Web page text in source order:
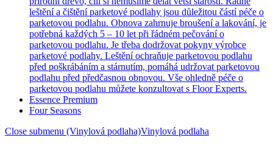
leštění a čištění parketové podlahy jsou důležitou částí péče o
parketovou podlahu. Obnova zahrnuje broušení a lakování, je
potřebná každých 5 – 10 let při řádném pečování o
parketovou podlahu. Je třeba dodržovat pokyny výrobce
parketové podlahy. Leštění ochraňuje parketovou podlahu
před poškrábáním a stárnutím, pomáhá udržovat parketovou
podlahu před předčasnou obnovou. Vše ohledně péče o
parketovou podlahu můžete konzultovat s Floor Experts.
Essence Premium
Four Seasons
Close submenu (Vinylová podlaha)Vinylová podlaha